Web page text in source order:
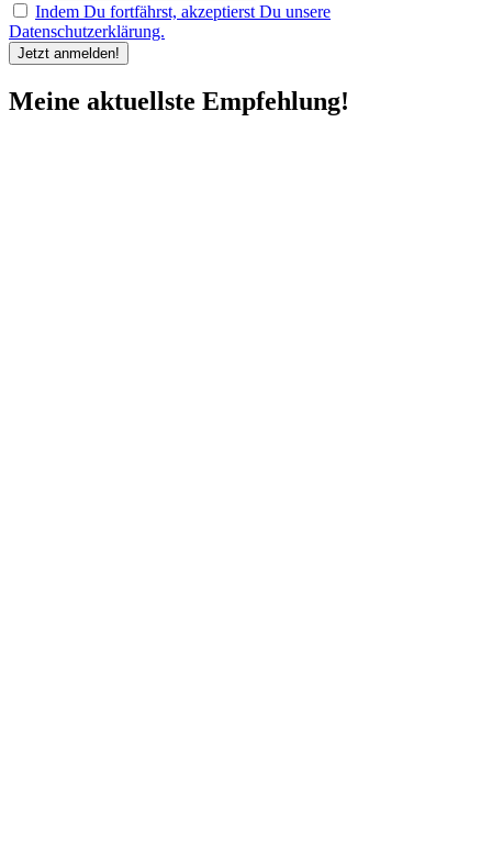
Indem Du fortfährst, akzeptierst Du unsere
Datenschutzerklärung.
Meine aktuellste Empfehlung!